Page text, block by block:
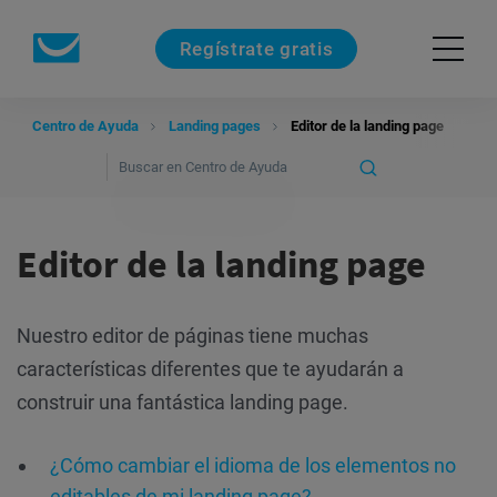
Regístrate gratis
Centro de Ayuda Landing pages Editor de la landing page
Editor de la landing page
Nuestro editor de páginas tiene muchas
características diferentes que te ayudarán a
construir una fantástica landing page.
¿Cómo cambiar el idioma de los elementos no